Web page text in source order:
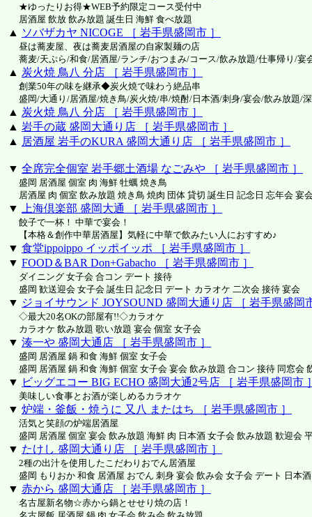
★ゆったりお得★WEB予約限定コース受付中
居酒屋 飲放 飲み放題 誕生日 海鮮 食べ放題
▲ ソバザカヤ NICOGE ［ 岩手県盛岡市 ］
昼は蕎麦屋、夜は蕎麦居酒屋の自家製麺の店
蕎麦/天ぷら/和食/居酒屋/ランチ/おつまみ/コース/飲み放題/仕事帰り/宴
▲ 炭火焼 鳥八 分店 ［ 岩手県盛岡市 ］
創業50年の味を継承◆炭火焼で味わう絶品串
盛岡/大通り/居酒屋/焼き鳥/炭火焼/串/焼酎/日本酒/刺身/宴会/飲み放題/
▲ 炭火焼 鳥八 分店 ［ 岩手県盛岡市 ］
▲ 岩手の蔵 盛岡大通り店 ［ 岩手県盛岡市 ］
▲ 居酒屋 岩手のKURA 盛岡大通り店 ［ 岩手県盛岡市 ］
▼ 全席完全個室 岩手郷土酒場 なごみや ［ 岩手県盛岡市 ］
盛岡 居酒屋 個室 肉 海鮮 牡蠣 焼き鳥
居酒屋 肉 個室 飲み放題 焼き鳥 焼肉 団体 貸切 誕生日 記念日 忘年会 宴
▼ 上海倶楽部 盛岡大通 ［ 岩手県盛岡市 ］
餃子で一杯！ 中華で宴会！
【本格＆創作中華居酒屋】気軽に中華で飲みたい人におすすめ♪
▼ 食堂ippoippo イッポイッポ ［ 岩手県盛岡市 ］
▼ FOOD＆BAR Don+Gabacho ［ 岩手県盛岡市 ］
ダイニング 女子会 合コン デート 接待
盛岡 歓送迎会 女子会 誕生日 記念日 デート カラオケ 二次会 接待 宴会
▼ ジョイサウンド JOYSOUND 盛岡大通り店 ［ 岩手県盛岡
◇最大20名OKの部屋有!!◇カラオケ
カラオケ 飲み放題 歌い放題 宴会 個室 女子会
▼ 湊一や 盛岡大通店 ［ 岩手県盛岡市 ］
盛岡 居酒屋 鍋 和食 海鮮 個室 女子会
盛岡 居酒屋 鍋 和食 海鮮 個室 女子会 宴会 飲み放題 合コン 接待 同窓会
▼ ビッグエコー BIG ECHO 盛岡大通2号店 ［ 岩手県盛岡市
美味しい食事とお酒が楽しめるカラオケ
▼ 炉端・釜飯・焼うに 又八 またはち ［ 岩手県盛岡市 ］
活気と笑顔の炉端居酒屋
盛岡 居酒屋 個室 宴会 飲み放題 海鮮 肉 日本酒 女子会 飲み放題 歓迎会
▼ たけし 盛岡大通り店 ［ 岩手県盛岡市 ］
2種の出汁を使用したこだわりおでん居酒屋
盛岡 もりおか 和食 居酒屋 おでん 刺身 宴会 飲み会 女子会 デート 日本
▼ 赤から 盛岡大通店 ［ 岩手県盛岡市 ］
名古屋新名物☆赤から鍋とせせり焼の店！
名古屋飯 居酒屋 鍋 肉 女子会 飲み会 飲み放題